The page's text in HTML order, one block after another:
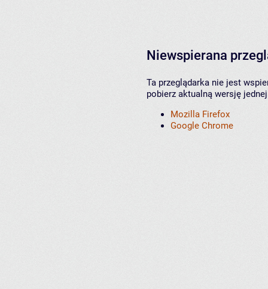
Niewspierana
Ta przeglądarka nie jest
pobierz aktualną wersję
Mozilla Firefox
Google Chrome